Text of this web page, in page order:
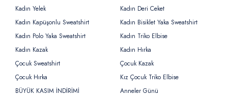
Kadın Yelek
Kadın Deri Ceket
Kadın Kapüşonlu Sweatshirt
Kadın Bisiklet Yaka Sweatshirt
Kadın Polo Yaka Sweatshirt
Kadın Triko Elbise
Kadın Kazak
Kadın Hırka
Çocuk Sweatshirt
Çocuk Kazak
Çocuk Hırka
Kız Çocuk Triko Elbise
BÜYÜK KASIM İNDİRİMİ
Anneler Günü